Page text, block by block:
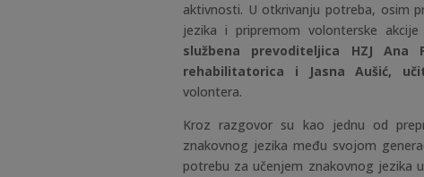
aktivnosti. U otkrivanju potreba, osim
jezika i pripremom volonterske
službena prevoditeljica HZJ Ana
rehabilitatorica i Jasna Aušić,
volontera.
Kroz razgovor su kao jednu od
znakovnog jezika među svojom
potrebu za učenjem znakovnog jezika